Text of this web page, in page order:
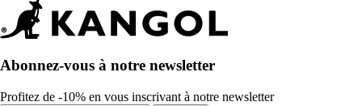
Abonnez-vous à notre newsletter
Profitez de -10% en vous inscrivant à notre newsletter